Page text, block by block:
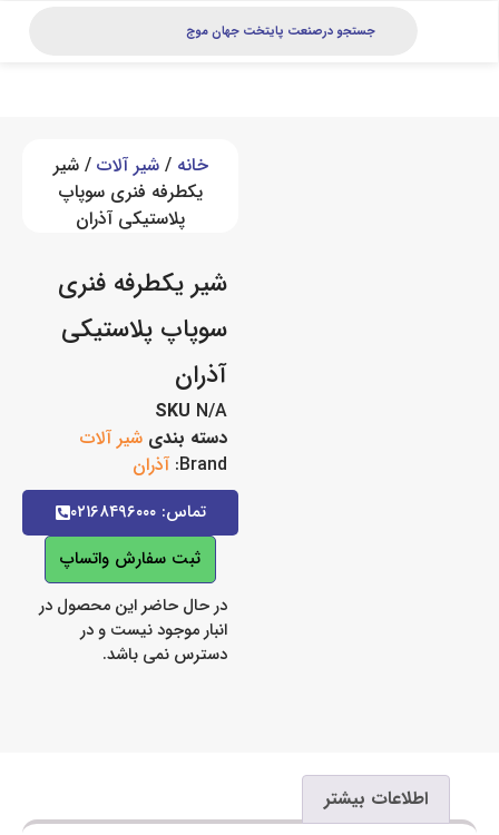
شیر آلات/ شیر
یکطرفه فنری سوپاپ
پلاستیکی آذران
شیر یکطرفه فنری
سوپاپ پلاستیکی
شیر آلات
ثبت سفارش واتساپ
در حال حاضر این محصول در
انبار موجود نیست و در
دسترس نمی باشد.
بیشتر